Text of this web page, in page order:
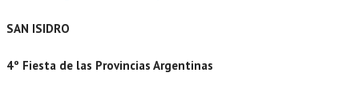
SAN ISIDRO
4º Fiesta de las Provincias Argentinas